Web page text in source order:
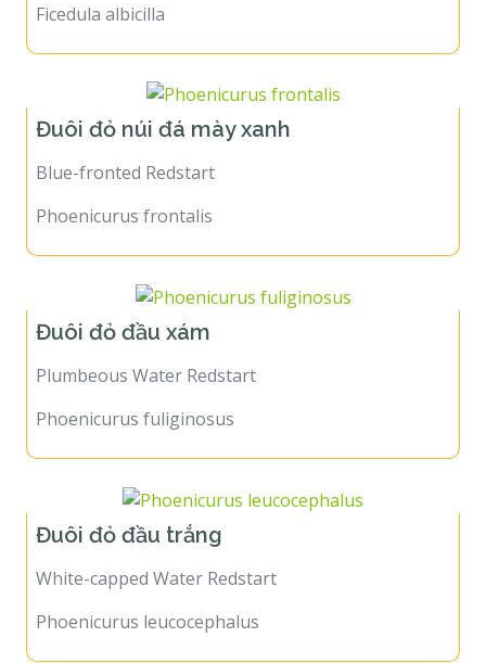
Ficedula albicilla
Đuôi đỏ núi đá mày xanh
Blue-fronted Redstart
Phoenicurus frontalis
Đuôi đỏ đầu xám
Plumbeous Water Redstart
Phoenicurus fuliginosus
Đuôi đỏ đầu trắng
White-capped Water Redstart
Phoenicurus leucocephalus